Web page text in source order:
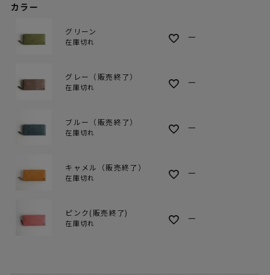
カラー
グリーン
在庫切れ —
グレー（販売終了）
在庫切れ —
ブルー（販売終了）
在庫切れ —
キャメル（販売終了）
在庫切れ —
ピンク(販売終了)
在庫切れ —